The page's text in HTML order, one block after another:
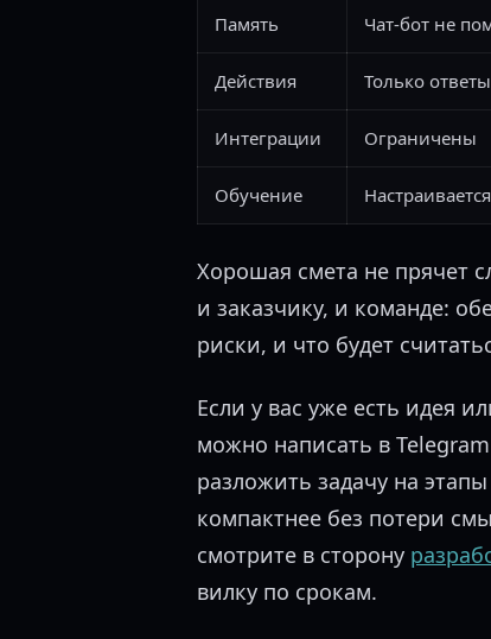
Память Чат-бот не
Действия Только
Интеграции Ограничены
Обучение
Хорошая смета не прячет
и заказчику, и команде:
риски, и что будет
Если у вас уже есть идея
можно написать в
разложить задачу на
компактнее без потери
смотрите в сторону
вилку по срокам.